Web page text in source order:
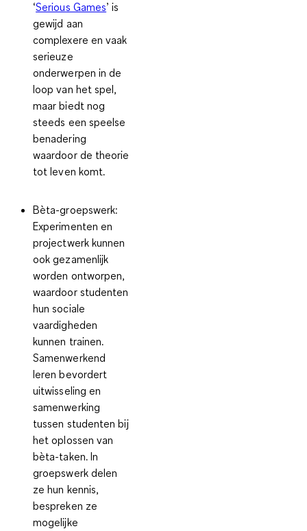
‘Serious Games’ is
gewijd aan
complexere en vaak
serieuze
onderwerpen in de
loop van het spel,
maar biedt nog
steeds een speelse
benadering
waardoor de theorie
tot leven komt.
Bèta-groepswerk:
Experimenten en
projectwerk kunnen
ook gezamenlijk
worden ontworpen,
waardoor studenten
hun sociale
vaardigheden
kunnen trainen.
Samenwerkend
leren bevordert
uitwisseling en
samenwerking
tussen studenten bij
het oplossen van
bèta-taken. In
groepswerk delen
ze hun kennis,
bespreken ze
mogelijke